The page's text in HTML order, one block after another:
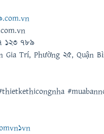
123 789
Trí, Phường 25, Quận